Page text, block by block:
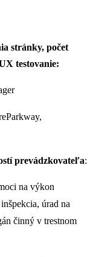
stránky, počet
testovanie:
prevádzkovateľa:
na výkon
úrad na
činný v trestnom